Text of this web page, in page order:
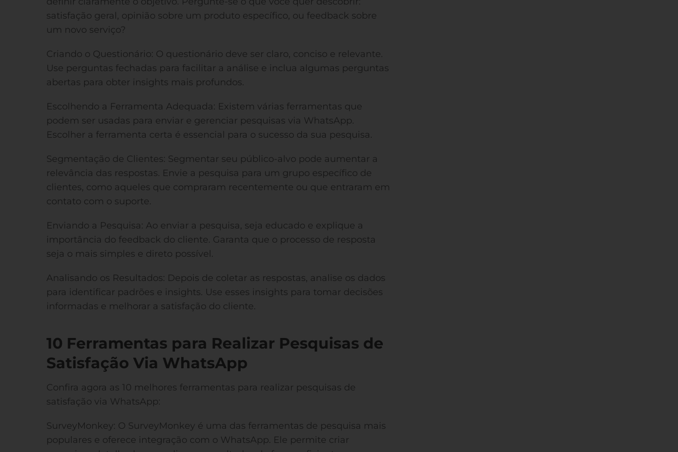
satisfação geral, opinião sobre um produto específico, ou feedback sobre
um novo serviço?
Criando o Questionário: O questionário deve ser claro, conciso e relevante.
Use perguntas fechadas para facilitar a análise e inclua algumas perguntas
abertas para obter insights mais profundos.
Escolhendo a Ferramenta Adequada: Existem várias ferramentas que
podem ser usadas para enviar e gerenciar pesquisas via WhatsApp.
Escolher a ferramenta certa é essencial para o sucesso da sua pesquisa.
Segmentação de Clientes: Segmentar seu público-alvo pode aumentar a
relevância das respostas. Envie a pesquisa para um grupo específico de
clientes, como aqueles que compraram recentemente ou que entraram em
contato com o suporte.
Enviando a Pesquisa: Ao enviar a pesquisa, seja educado e explique a
importância do feedback do cliente. Garanta que o processo de resposta
seja o mais simples e direto possível.
Analisando os Resultados: Depois de coletar as respostas, analise os dados
para identificar padrões e insights. Use esses insights para tomar decisões
informadas e melhorar a satisfação do cliente.
10 Ferramentas para Realizar Pesquisas de
Satisfação Via WhatsApp
Confira agora as 10 melhores ferramentas para realizar pesquisas de
satisfação via WhatsApp:
SurveyMonkey: O SurveyMonkey é uma das ferramentas de pesquisa mais
populares e oferece integração com o WhatsApp. Ele permite criar